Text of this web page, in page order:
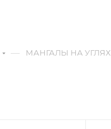
— МАНГАЛЫ НА УГЛЯХ